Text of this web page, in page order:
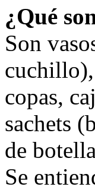
¿Qué
Son
copas,
sachets
de
Se